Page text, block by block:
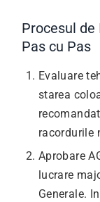
Procesul de
Pas cu Pas
Evaluare
starea
racordurile
Aprobare
lucrare
Generale.